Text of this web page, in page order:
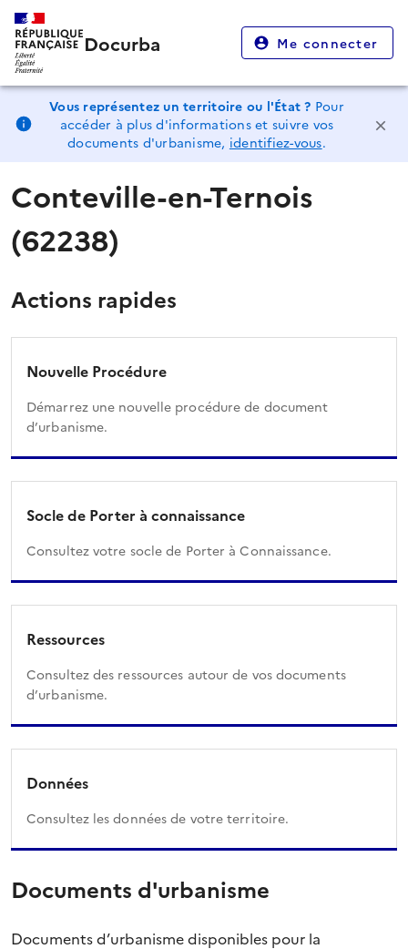
Docurba Me connecter
Vous représentez un territoire ou l'État ? Pour
accéder à plus d'informations et suivre vos
documents d'urbanisme, identifiez-vous.
Conteville-en-Ternois
(62238)
Actions rapides
Nouvelle Procédure
Démarrez une nouvelle procédure de document
d’urbanisme.
Socle de Porter à connaissance
Consultez votre socle de Porter à Connaissance.
Ressources
Consultez des ressources autour de vos documents
d’urbanisme.
Données
Consultez les données de votre territoire.
Documents d'urbanisme
Documents d’urbanisme disponibles pour la